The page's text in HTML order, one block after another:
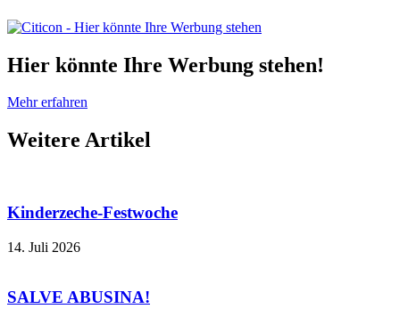
Hier könnte Ihre Werbung stehen!
Mehr erfahren
Weitere Artikel
Kinderzeche-Festwoche
14. Juli 2026
SALVE ABUSINA!